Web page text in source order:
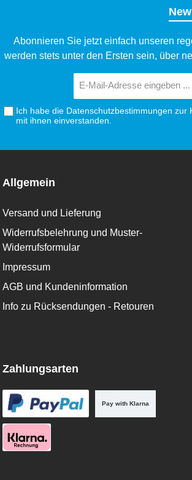
Abonnieren Sie jetzt einfach unseren
werden stets unter den Ersten sein, über
Mail-
Ich habe die Datenschutzbestimmungen zur
mit ihnen einverstanden.
Allgemein
Versand und Lieferung
Widerrufsbelehrung und Muster-
Widerrufsformular
Impressum
AGB und Kundeninformation
Info zu Rücksendungen - Retouren
Zahlungsarten
Pay with Klarna